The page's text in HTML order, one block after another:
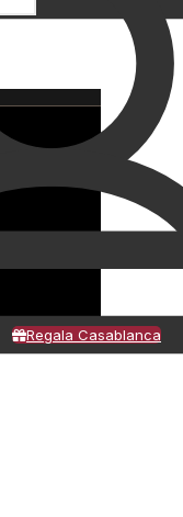
Regala Casablanca